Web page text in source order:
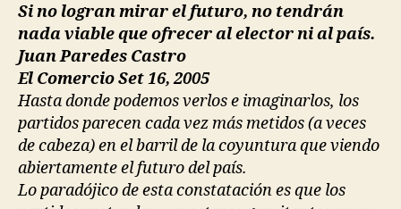
Si no logran mirar el futuro, no tendrán
nada viable que ofrecer al elector ni al país.
Juan Paredes Castro
El Comercio Set 16, 2005
Hasta donde podemos verlos e imaginarlos, los
partidos parecen cada vez más metidos (a veces
de cabeza) en el barril de la coyuntura que viendo
abiertamente el futuro del país.
Lo paradójico de esta constatación es que los